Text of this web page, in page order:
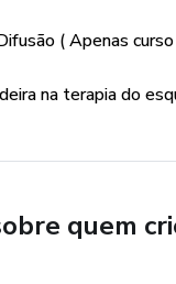
( Apenas
na terapia do
quem